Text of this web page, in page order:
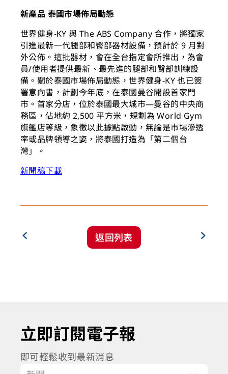
新產品 泰國市場佈局動態
世界健身-KY 與 The ABS Company 合作，將獨家
引進最新一代腿部和臀部器材設備，預計於 9 月對
外公佈。這批器材，會在全台指定會所推出，為會
員/使用者提供最新、最先進的腿部和臀部訓練設
備。關於泰國市場佈局動態，世界健身-KY 也已簽
署意向書，計劃今年底，在泰國曼谷開設首家門
市。首家分店，位於泰國最大城市—曼谷的中央商
務區，佔地約 2,500 平方米，規劃為 World Gym
旗艦店等級，象徵以此據點啟動，無論是市場滲透
率或品牌領導之姿，將泰國打造為「第二個台
灣」。
新聞稿下載
返回列表
立即訂閱電子報
即可輕鬆收到最新消息